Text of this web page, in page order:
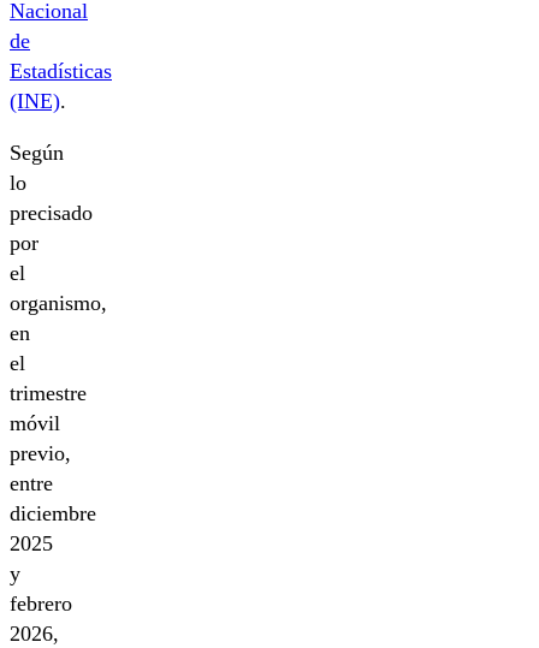
Nacional
de
Estadísticas
(INE).
Según
lo
precisado
por
el
organismo,
en
el
trimestre
móvil
previo,
entre
diciembre
2025
y
febrero
2026,